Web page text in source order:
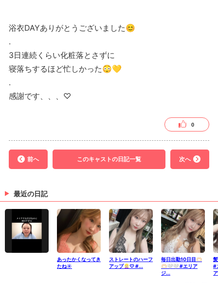
浴衣DAYありがとうございました😊
.
3日連続くらい化粧落とさずに
寝落ちするほど忙しかった😳💛
.
感謝です、、、♡
0
前へ このキャストの日記一覧 次へ
最近の日記
あったかくなってき
たね☀️
ストレートのハーフ
アップ👱🏻‍♀️♡ #...
毎日出勤10日目🫶🏻
🫶🏻🤍🤍 #エリア
ジ...
#